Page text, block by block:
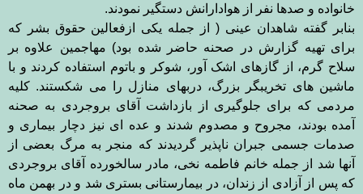
خانواده و صدها نفر از هوادارانش دستگیر نمودند.
بنابر گفته شاهدان عینی (
از جمله یکی ازفعالین حقوق بشر که
برای تهیه گزارش در صحنه حاضر شده بود) مهاجمین علاوه بر
سلاح گرم، از گازهای اشک آور، شوکر و باتوم استفاده کردند و با
ماشین های تخریبگر بزرگ، دربهای منازل را می شکستند. کلیه
مردمی که برای جلوگیری از بازداشت آقای بروجردی به صحنه
آمده بودند، مجروح و مصدوم شدند و عده ای نیز دچار بیماری و
صدمات جسمی جبران ناپذیر گردیدند که منجر به مرگ بعضی از
آنها شد از جمله خانم فاطمه نخی، مادر سالخورده آقای بروجردی
که پس از آزادی از زندان، در بیمارستانی بستری شد و در بهمن ماه